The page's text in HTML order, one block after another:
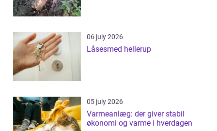
06 july 2026
Låsesmed hellerup
05 july 2026
Varmeanlæg: der giver stabil
økonomi og varme i hverdagen